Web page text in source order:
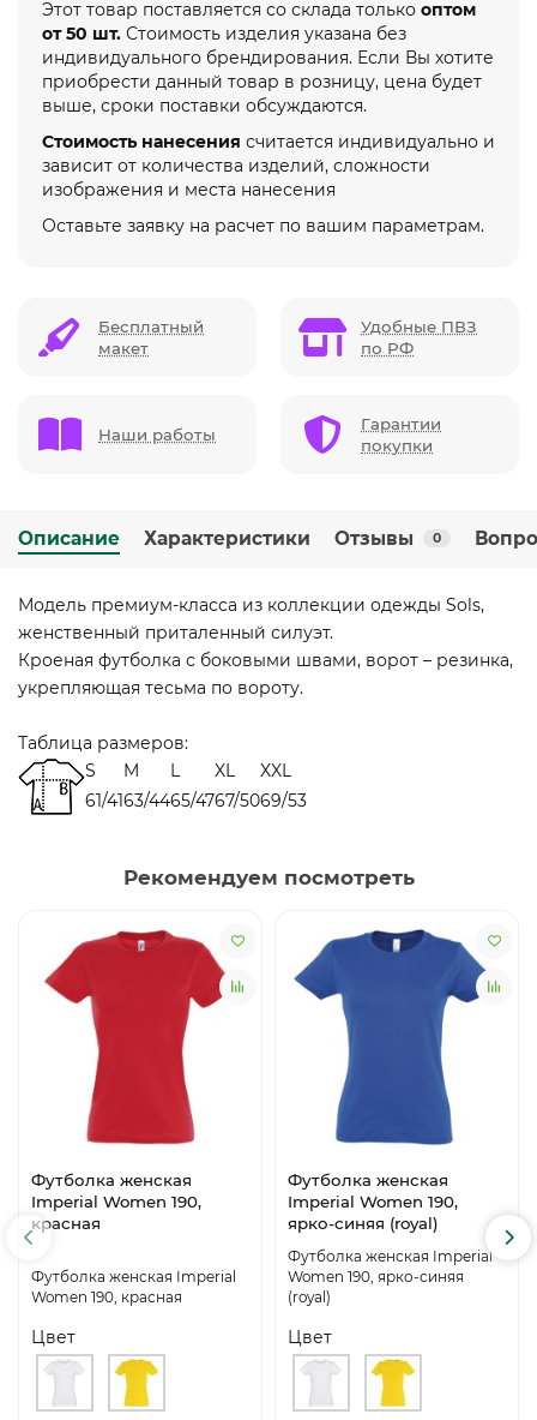
Этот товар поставляется со склада только оптом
от 50 шт. Стоимость изделия указана без
индивидуального брендирования. Если Вы хотите
приобрести данный товар в розницу, цена будет
выше, сроки поставки обсуждаются.
Стоимость нанесения считается индивидуально и
зависит от количества изделий, сложности
изображения и места нанесения
Оставьте заявку на расчет по вашим параметрам.
Бесплатный
макет
Удобные ПВЗ
по РФ
Наши работы
Гарантии
покупки
Описание Характеристики Отзывы 0
Модель премиум-класса из коллекции одежды Sols,
женственный приталенный силуэт.
Кроеная футболка с боковыми швами, ворот – резинка,
укрепляющая тесьма по вороту.
Таблица размеров:
S
M L XL
XXL
61/4163/4465/4767/5069/53
Рекомендуем посмотреть
Футболка женская
Imperial Women 190,
красная
Футболка женская Imperial
Women 190, красная
Цвет
Футболка женская
Imperial Women 190,
ярко-синяя (royal)
Футболка женская Imperial
Women 190, ярко-синяя
(royal)
Цвет